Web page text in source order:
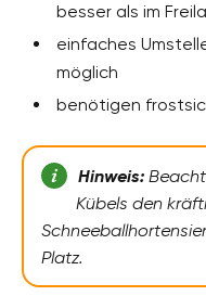
besser als im
einfaches
möglich
benötigen
Hinweis:
Kübels den
Platz.